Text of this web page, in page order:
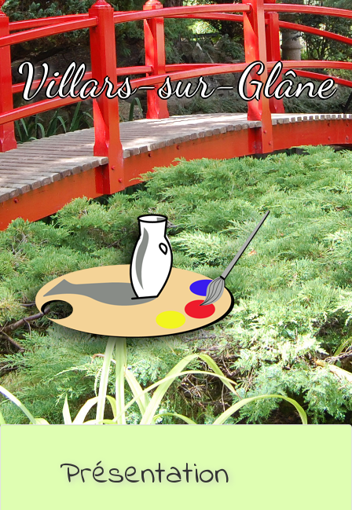
Villars-sur-Glâne
Présentation